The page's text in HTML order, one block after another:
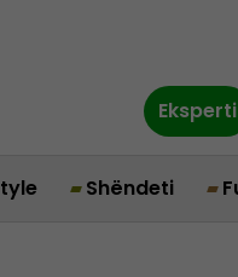
Eksperti
Shëndeti